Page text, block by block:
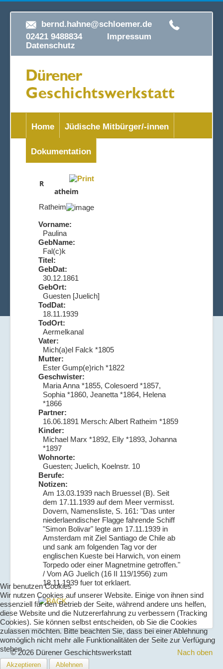
bernd.hahne@schloemer.de
02421 9488834 Impressum
Datenschutz
Home Jüdische Mitbürger/-innen
Dokumentation
R
atheim
Ratheim
Vorname:
Paulina
GebName:
Fal(c)k
Titel:
GebDat:
30.12.1861
GebOrt:
Guesten [Juelich]
TodDat:
18.11.1939
TodOrt:
Aermelkanal
Vater:
Mich(a)el Falck *1805
Mutter:
Ester Gump(e)rich *1822
Geschwister:
Maria Anna *1855, Colesoerd *1857,
Sophia *1860, Jeanetta *1864, Helena
*1866
Partner:
16.06.1891 Mersch: Albert Ratheim *1859
Kinder:
Michael Marx *1892, Elly *1893, Johanna
*1897
Wohnorte:
Guesten; Juelich, Koelnstr. 10
Berufe:
Notizen:
Am 13.03.1939 nach Bruessel (B). Seit
dem 17.11.1939 auf dem Meer vermisst.
Dovern, Namensliste, S. 161: "Das unter
niederlaendischer Flagge fahrende Schiff
"Simon Bolivar" legte am 17.11.1939 in
Amsterdam mit Ziel Santiago de Chile ab
und sank am folgenden Tag vor der
englischen Kueste bei Harwich, von einem
Torpedo oder einer Magnetmine getroffen."
/ Vom AG Juelich (16 II 119/1956) zum
18.11.1939 fuer tot erklaert.
Nach oben
© 2026 Dürener Geschichtswerkstatt
Wir benutzen Cookies
Wir nutzen Cookies auf unserer Website. Einige von ihnen sind
essenziell für den Betrieb der Seite, während andere uns helfen,
diese Website und die Nutzererfahrung zu verbessern (Tracking
Cookies). Sie können selbst entscheiden, ob Sie die Cookies
zulassen möchten. Bitte beachten Sie, dass bei einer Ablehnung
womöglich nicht mehr alle Funktionalitäten der Seite zur Verfügung
stehen.
Akzeptieren Ablehnen